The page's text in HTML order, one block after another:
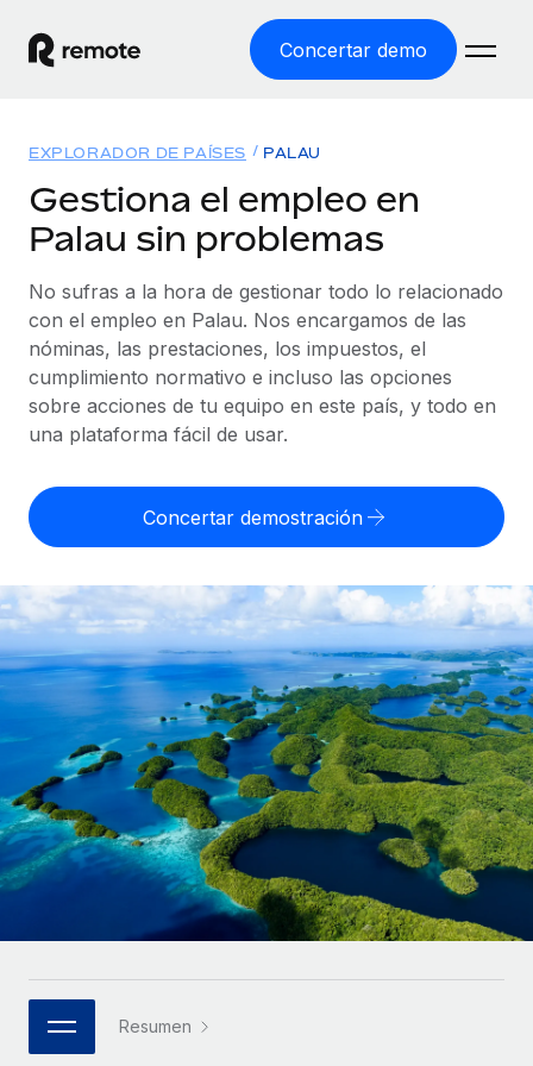
Concertar demo
EMPLEO GLOBAL
Nómina global
Gestiona las nóminas de forma sencilla y conforme a la
legalidad.
Employer of Record
Expándete en todo el mundo sin gastar en entidades.
cumpliendo la normativa.
Integra y gestiona a autónomos globalmente.
PEO
Externaliza tareas laborales complejas.
INFRAESTRUCTURA
Conexión Remote
Integra los RR. HH. en tus flujos de trabajo sin
complicaciones.
Plataforma
Funciones esenciales de RR. HH. integradas para tu
Conectar
Conecta cualquier herramienta de IA con Remote
Soluciones
COBERTURA MUNDIAL
Explorador de países
Consulta el soporte del empleo global según el país.
Explorador estatal de EE. UU.
Simplifica la contratación en todos los estados de EE.
Comparador de Remote
Compáranos con otras empresas.
ETAPAS DE CRECIMIENTO
Startups
Soluciones ágiles de RR. HH. globales y nóminas para
empresas en crecimiento.
Mediana empresa
Amplía tu equipo con soluciones de RR. HH.
personalizadas.
Empresa
RR. HH. globales para grandes empresas.
ASOCIARSE
Socios tecnológicos estratégicos
Integra la gestión de los RR. HH. globales en tu
Recursos
HERRAMIENTAS Y CALCULADORAS
Calculadora del riesgo de clasificación errónea
Consulta el riesgo de clasificación errónea por país.
cualquier país.
Descubre opciones de divisas y tiempos de pago para
autónomos globales.
APRENDIZAJE CON REMOTE
Guías y recursos
Casos prácticos
Glosario de RR. HH.
Listas de verificación y plantillas
Biblioteca de descripciones de puestos
Webinarios
Precios
English
Nederlands
Français
Español
Italiano
Português (Portugal)
한국어
中文（简体）
EXPLORADOR DE PAÍSES PALAU
Gestiona el empleo en
Palau sin problemas
No sufras a la hora de gestionar todo lo relacionado
con el empleo en Palau. Nos encargamos de las
nóminas, las prestaciones, los impuestos, el
cumplimiento normativo e incluso las opciones
sobre acciones de tu equipo en este país, y todo en
una plataforma fácil de usar.
Concertar demostración
Resumen